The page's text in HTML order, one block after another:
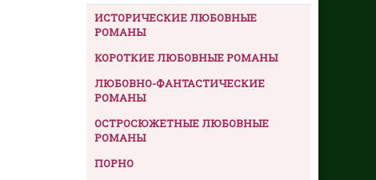
ИСТОРИЧЕСКИЕ ЛЮБОВНЫЕ
РОМАНЫ
КОРОТКИЕ ЛЮБОВНЫЕ РОМАНЫ
ЛЮБОВНО-ФАНТАСТИЧЕСКИЕ
РОМАНЫ
ОСТРОСЮЖЕТНЫЕ ЛЮБОВНЫЕ
РОМАНЫ
ПОРНО